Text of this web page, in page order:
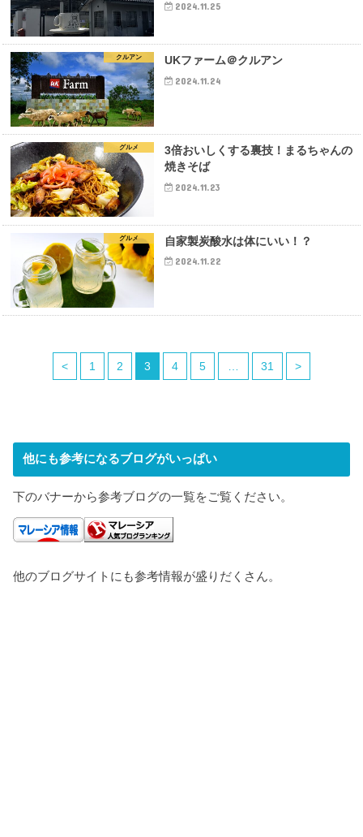
2024.11.25
クルアン UKファーム＠クルアン
2024.11.24
グルメ
3倍おいしくする裏技！まるちゃんの
焼きそば
2024.11.23
グルメ 自家製炭酸水は体にいい！？
2024.11.22
< 1 2 3 4 5 31 >
他にも参考になるブログがいっぱい
下のバナーから参考ブログの一覧をご覧ください。
他のブログサイトにも参考情報が盛りだくさん。